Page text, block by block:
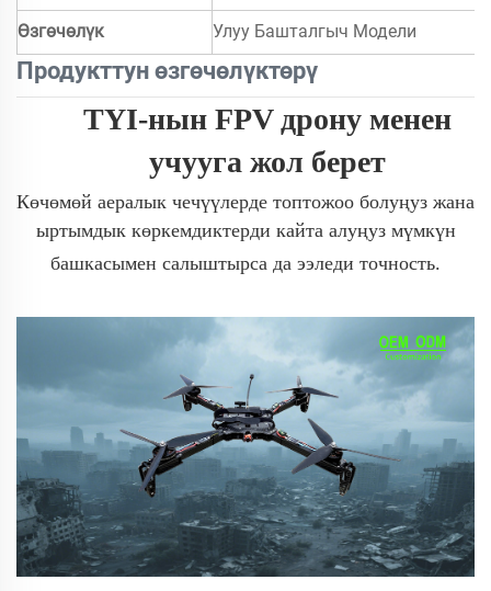
Өзгөчөлүк Улуу Башталгыч Модели
Продукттун өзгөчөлүктөрү
TYI-нын FPV дрону менен
учууга жол берет
Көчөмөй аералык чечүүлерде топтожоо болуңуз жана
ыртымдык көркемдиктерди кайта алуңуз мүмкүн
башкасымен салыштырса да ээледи точность.